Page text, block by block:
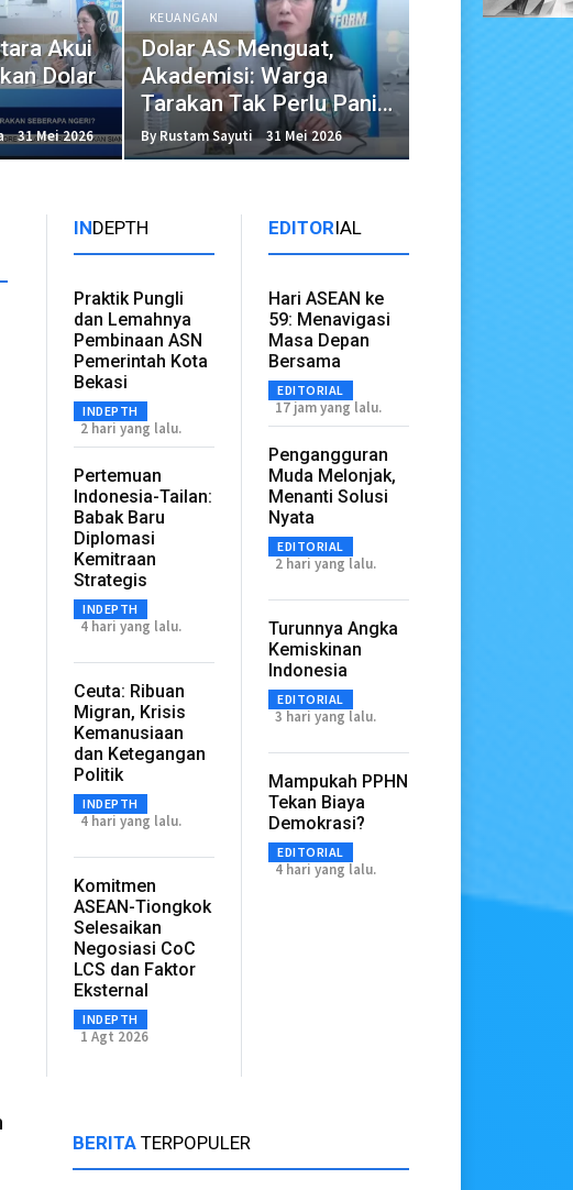
Akui
Dolar
31 Mei 2026
KEUANGAN
Dolar AS Menguat,
Akademisi: Warga
Tarakan Tak Perlu Panik
Berlebihan
By Rustam Sayuti 31 Mei 2026
INDEPTH
Praktik Pungli
dan Lemahnya
Pembinaan ASN
Pemerintah Kota
Bekasi
INDEPTH
2 hari yang lalu.
Pertemuan
Indonesia-Tailan:
Babak Baru
Diplomasi
Kemitraan
Strategis
INDEPTH
4 hari yang lalu.
Ceuta: Ribuan
Migran, Krisis
Kemanusiaan
dan Ketegangan
Politik
INDEPTH
4 hari yang lalu.
Komitmen
ASEAN-Tiongkok
Selesaikan
Negosiasi CoC
LCS dan Faktor
Eksternal
INDEPTH
1 Agt 2026
EDITORIAL
Hari ASEAN ke
59: Menavigasi
Masa Depan
Bersama
EDITORIAL
17 jam yang lalu.
Pengangguran
Muda Melonjak,
Menanti Solusi
Nyata
EDITORIAL
2 hari yang lalu.
Turunnya Angka
Kemiskinan
Indonesia
EDITORIAL
3 hari yang lalu.
Mampukah PPHN
Tekan Biaya
Demokrasi?
EDITORIAL
4 hari yang lalu.
BERITATERPOPULER